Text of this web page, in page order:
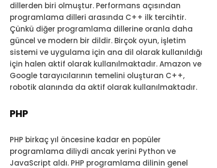
dillerden biri olmuştur. Performans açısından
programlama dilleri arasında C++ ilk tercihtir.
Çünkü diğer programlama dillerine oranla daha
güncel ve modern bir dildir. Birçok oyun, işletim
sistemi ve uygulama için ana dil olarak kullanıldığı
için halen aktif olarak kullanılmaktadır. Amazon ve
Google tarayıcılarının temelini oluşturan C++,
robotik alanında da aktif olarak kullanılmaktadır.
PHP
PHP birkaç yıl öncesine kadar en popüler
programlama diliydi ancak yerini Python ve
JavaScript aldı. PHP programlama dilinin genel